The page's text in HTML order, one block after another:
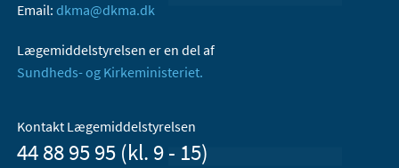
Email: dkma@dkma.dk
Lægemiddelstyrelsen er en del af
Sundheds- og Kirkeministeriet.
Kontakt Lægemiddelstyrelsen
44 88 95 95 (kl. 9 - 15)